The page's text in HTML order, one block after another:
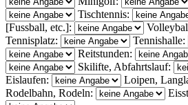
Tischtennis:
[Fussball, etc.]:
Tennisplatz:
Tennishalle:
Reitstunden:
Skilifte, Abfahrtslauf:
Eislaufen:
Loipen,
Rodelbahn, Rodeln: